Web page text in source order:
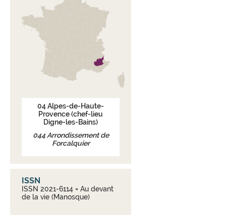
04Alpes-de-Haute-
Provence(chef-lieu
Digne-les-Bains)
044Arrondissement de
Forcalquier
ISSN
ISSN 2021-6114 = Au devant
de la vie (Manosque)